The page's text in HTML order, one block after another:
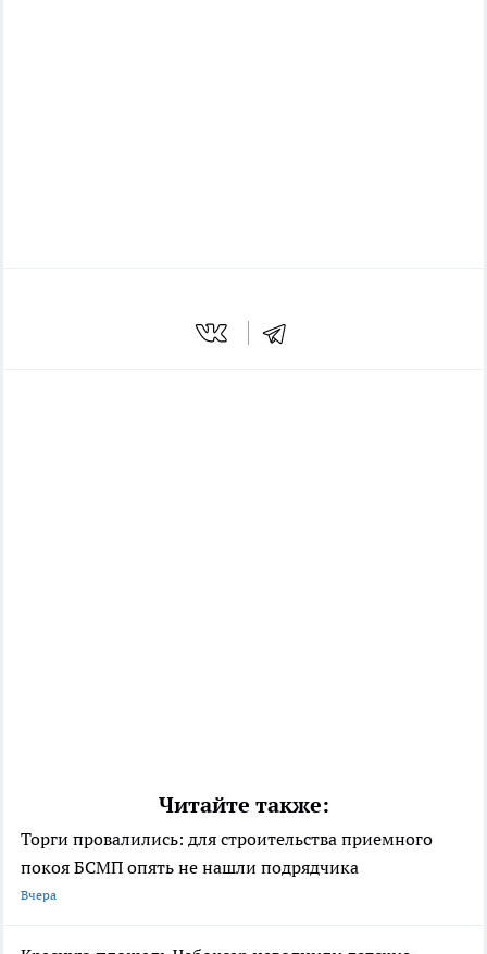
Читайте также:
Торги провалились: для строительства приемного
покоя БСМП опять не нашли подрядчика
Вчера